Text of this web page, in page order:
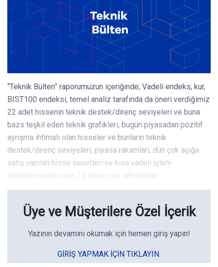
“Teknik Bülten” raporumuzun içeriğinde; Vadeli endeks, kur,
BIST100 endeksi, temel analiz tarafında da öneri verdiğimiz
22 adet hissenin teknik destek/direnç seviyeleri ve buna
bazs teşkil eden teknik grafikleri, bugün piyasadan pozitif
ayrışma ihtimali olan hisseler ve bunların teknik
destek/direnç seviyeleri, piyasa rakamları, dün çok açığa
satış yapılan hisse senetleri ve kısa vadeli işlem
önerilerimizden son 10 tanesi yer almaktadır.
Üye ve Müşterilere Özel İçerik
Yazının devamını okumak için hemen giriş yapın!
GIRIŞ YAPMAK IÇIN TIKLAYIN.